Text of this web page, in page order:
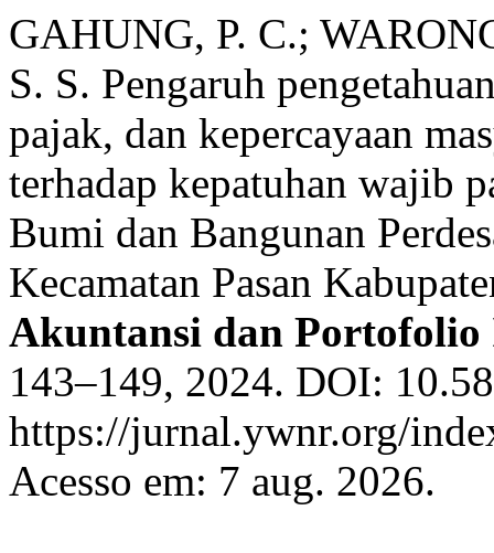
GAHUNG, P. C.;
S. S. Pengaruh
pajak, dan kepercayaan
terhadap kepatuhan wajib
Bumi dan Bangunan
Kecamatan Pasan
Akuntansi dan Portofolio
143–149, 2024. DOI:
https://jurnal.ywnr.org/
Acesso em: 7 aug. 2026.